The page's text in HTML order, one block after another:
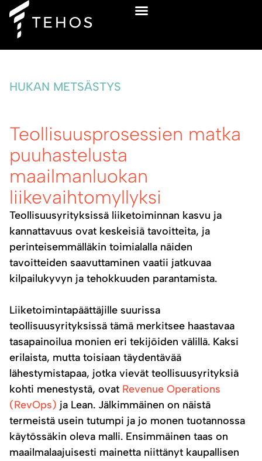
HUKAN METSÄSTYS
Teollisuusprosessien matka
puuhastelusta
maailmanluokan
liikevaihtomyllyksi
Teollisuusyrityksissä liiketoiminnan kasvu ja
kannattavuus ovat keskeisiä tavoitteita, ja
perinteisemmälläkin toimialalla näiden
tavoitteiden saavuttaminen vaatii jatkuvaa
kilpailukyvyn ja tehokkuuden parantamista.
Liiketoimintapäättäjille suurissa
teollisuusyrityksissä tämä merkitsee haastavaa
tasapainoilua monien eri tekijöiden välillä. Kaksi
erilaista, mutta toisiaan täydentävää
lähestymistapaa, jotka vievät teollisuusyrityksiä
kohti menestystä, ovat Revenue Operations
(RevOps) ja Lean. Jälkimmäinen on näistä
termeistä usein tutumpi ja jo monen tuotannossa
käytössäkin oleva malli. Ensimmäinen taas on
maailmalaajuisesti mainetta niittänyt kaupallisen